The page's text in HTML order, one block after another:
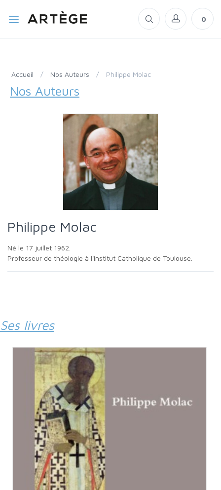
0
Accueil / Nos Auteurs / Philippe Molac
Nos Auteurs
Philippe Molac
Né le 17 juillet 1962.
Professeur de théologie à l'Institut Catholique de Toulouse.
Ses livres